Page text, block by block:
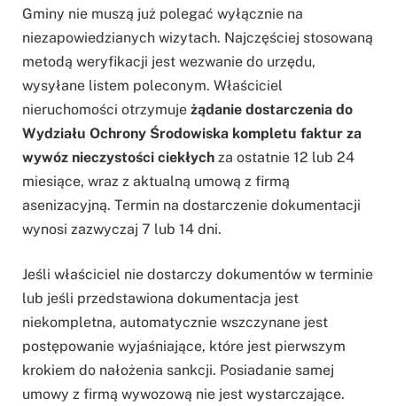
Gminy nie muszą już polegać wyłącznie na
niezapowiedzianych wizytach. Najczęściej stosowaną
metodą weryfikacji jest wezwanie do urzędu,
wysyłane listem poleconym. Właściciel
nieruchomości otrzymuje żądanie dostarczenia do
Wydziału Ochrony Środowiska kompletu faktur za
wywóz nieczystości ciekłych za ostatnie 12 lub 24
miesiące, wraz z aktualną umową z firmą
asenizacyjną. Termin na dostarczenie dokumentacji
wynosi zazwyczaj 7 lub 14 dni.
Jeśli właściciel nie dostarczy dokumentów w terminie
lub jeśli przedstawiona dokumentacja jest
niekompletna, automatycznie wszczynane jest
postępowanie wyjaśniające, które jest pierwszym
krokiem do nałożenia sankcji. Posiadanie samej
umowy z firmą wywozową nie jest wystarczające.